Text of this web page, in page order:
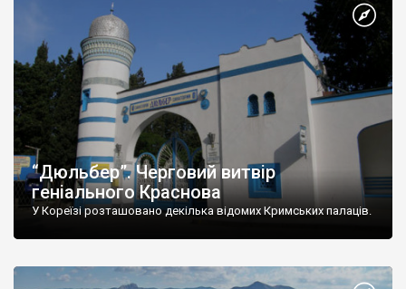
“Дюльбер”. Черговий витвір
геніального Краснова
У Кореїзі розташовано декілька відомих Кримських палаців.